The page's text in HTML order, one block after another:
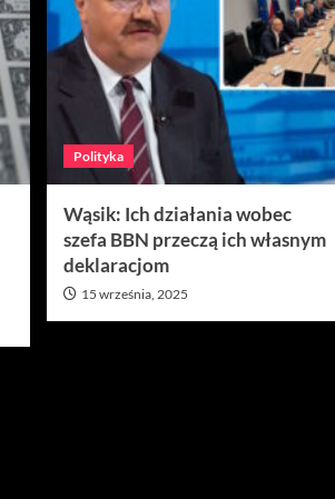
Polityka
Wąsik: Ich działania wobec
szefa BBN przeczą ich własnym
deklaracjom
15 września, 2025